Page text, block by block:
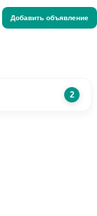
Добавить объявление
2